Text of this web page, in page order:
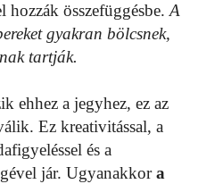
hozzák összefüggésbe.A
gyakran bölcsnek,
tartják.
ehhez a jegyhez, ez az
Ez kreativitással, a
és a
jár. Ugyanakkora